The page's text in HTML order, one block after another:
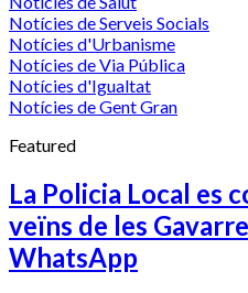
Notícies de Serveis Socials
Notícies d'Urbanisme
Notícies de Via Pública
Notícies d'Igualtat
Notícies de Gent Gran
Featured
La Policia Local es
veïns de les
WhatsApp